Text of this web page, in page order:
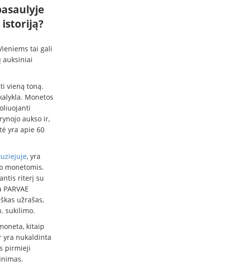
istoriją?
tai gali
auksiniai
vieną toną.
Monetos
aukso ir,
yra apie 60
, yra
monetomis.
riterį su
užrašas,
sukilimo.
kitaip
yra nukaldinta
pirmieji